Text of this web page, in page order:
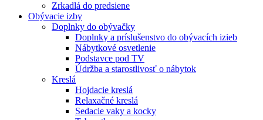
Zrkadlá do predsiene
Obývacie izby
Doplnky do obývačky
Doplnky a príslušenstvo do obývacích izieb
Nábytkové osvetlenie
Podstavce pod TV
Údržba a starostlivosť o nábytok
Kreslá
Hojdacie kreslá
Relaxačné kreslá
Sedacie vaky a kocky